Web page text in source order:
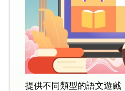
提供不同類型的語文遊戲